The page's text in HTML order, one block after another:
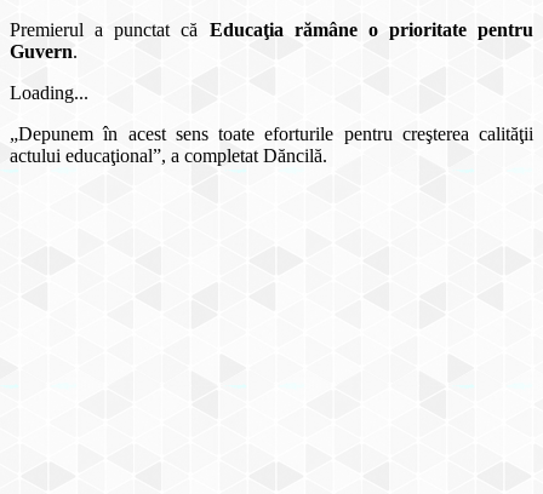
Premierul a punctat că Educaţia rămâne o prioritate pentru
Guvern.
Loading...
„Depunem în acest sens toate eforturile pentru creşterea calităţii
actului educaţional”, a completat Dăncilă.